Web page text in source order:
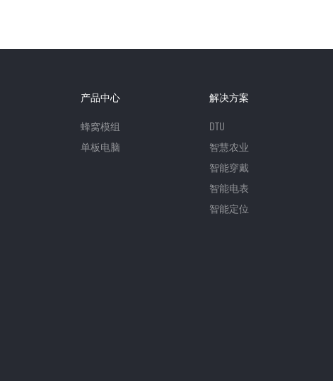
产品中心
蜂窝模组
单板电脑
解决方案
DTU
智慧农业
智能穿戴
智能电表
智能定位